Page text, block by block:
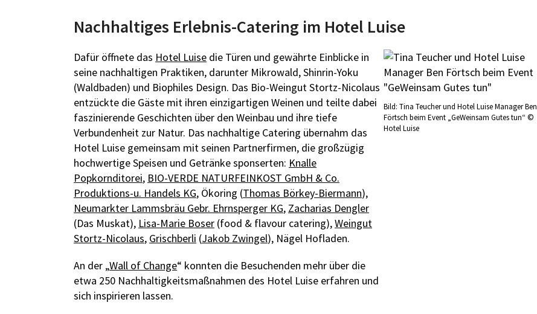
Nachhaltiges Erlebnis-Catering im Hotel Luise
Dafür öffnete das Hotel Luise die Türen und gewährte Einblicke in
seine nachhaltigen Praktiken, darunter Mikrowald, Shinrin-Yoku
(Waldbaden) und Biophiles Design. Das Bio-Weingut Stortz-Nicolaus
entzückte die Gäste mit ihren einzigartigen Weinen und teilte dabei
faszinierende Geschichten über den Weinbau und ihre tiefe
Verbundenheit zur Natur. Das nachhaltige Catering übernahm das
Hotel Luise gemeinsam mit seinen Partnerfirmen, die großzügig
hochwertige Speisen und Getränke sponserten: Knalle
Popkornditorei, BIO-VERDE NATURFEINKOST GmbH & Co.
Produktions-u. Handels KG, Ökoring (Thomas Börkey-Biermann),
Neumarkter Lammsbräu Gebr. Ehrnsperger KG, Zacharias Dengler
(Das Muskat), Lisa-Marie Boser (food & flavour catering),Weingut
Stortz-Nicolaus, Grischberli (Jakob Zwingel), Nägel Hofladen.
An der „Wall of Change“ konnten die Besuchenden mehr über die
etwa 250 Nachhaltigkeitsmaßnahmen des Hotel Luise erfahren und
sich inspirieren lassen.
Bild: Tina Teucher und Hotel Luise Manager Ben
Förtsch beim Event „GeWeinsam Gutes tun“ ©
Hotel Luise